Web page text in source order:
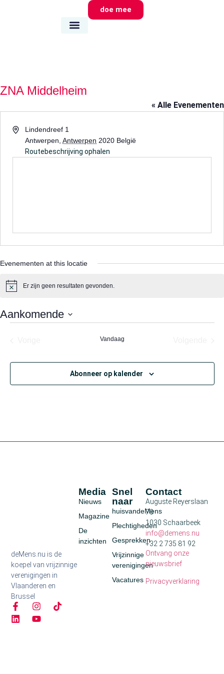
doe mee
ZNA Middelheim
« Alle Evenementen
AdresLindendreef 1
Antwerpen Antwerpen 2020 België
Routebeschrijving ophalen
Evenementen at this locatie
BerichtEr zijn geen resultaten gevonden.
Aankomende
Selecteer
Vandaag
Abonneer op kalender
deMens.nu is de
koepel van vrijzinnige
verenigingen in
Vlaanderen en
Brussel
Snel
naar
huisvandeMens
Plechtigheden
Gesprekken
Vrijzinnige
verenigingen
Vacatures
Media
Nieuws
Magazine
De
inzichten
Contact
Auguste Reyerslaan
70
1030 Schaarbeek
info@demens.nu
+32 2 735 81 92
Ontvang onze
nieuwsbrief
Privacyverklaring